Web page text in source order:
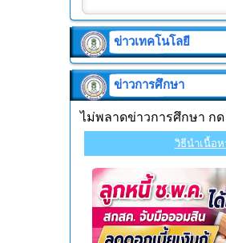
ข่าวเทคโนโลยี
ข่าวการศึกษา